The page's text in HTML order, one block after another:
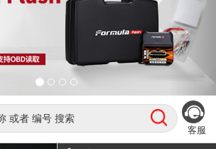
客服